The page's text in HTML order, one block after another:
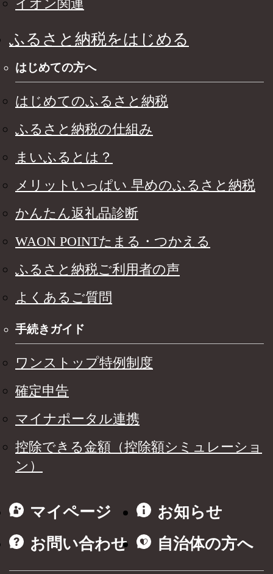
イオン関連
ふるさと納税をはじめる
はじめての方へ
はじめてのふるさと納税
ふるさと納税の仕組み
まいふるとは？
メリットいっぱい 早めのふるさと納税
かんたん返礼品診断
WAON POINTたまる・つかえる
ふるさと納税ご利用者の声
よくあるご質問
手続きガイド
ワンストップ特例制度
確定申告
マイナポータル連携
控除できる金額（控除額シミュレーショ
ン）
マイページ
お知らせ
お問い合わせ
自治体の方へ